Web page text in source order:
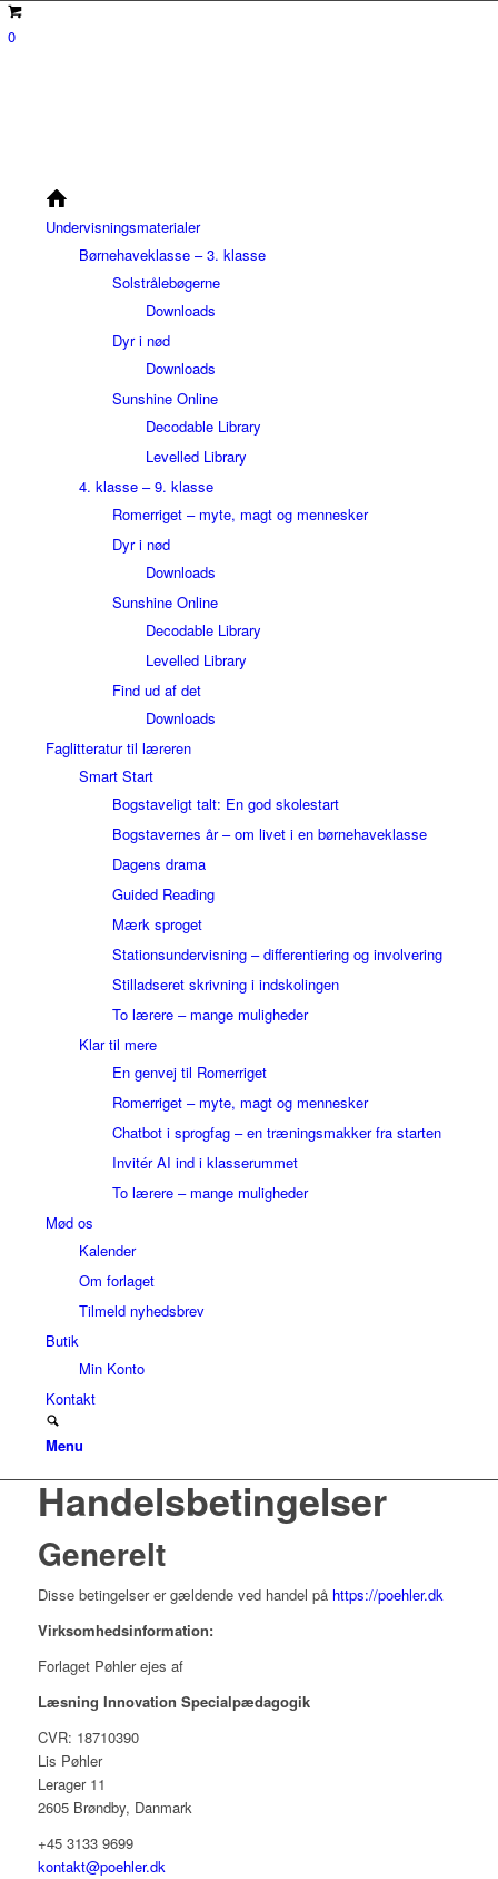
0
Undervisningsmaterialer
Børnehaveklasse – 3. klasse
Solstrålebøgerne
Downloads
Dyr i nød
Downloads
Sunshine Online
Decodable Library
Levelled Library
4. klasse – 9. klasse
Romerriget – myte, magt og mennesker
Dyr i nød
Downloads
Sunshine Online
Decodable Library
Levelled Library
Find ud af det
Downloads
Faglitteratur til læreren
Smart Start
Bogstaveligt talt: En god skolestart
Bogstavernes år – om livet i en børnehaveklasse
Dagens drama
Guided Reading
Mærk sproget
Stationsundervisning – differentiering og involvering
Stilladseret skrivning i indskolingen
To lærere – mange muligheder
Klar til mere
En genvej til Romerriget
Romerriget – myte, magt og mennesker
Chatbot i sprogfag – en træningsmakker fra starten
Invitér AI ind i klasserummet
To lærere – mange muligheder
Mød os
Kalender
Om forlaget
Tilmeld nyhedsbrev
Butik
Min Konto
Kontakt
Menu
Handelsbetingelser
Generelt
Disse betingelser er gældende ved handel på https://poehler.dk
Virksomhedsinformation:
Forlaget Pøhler ejes af
Læsning Innovation Specialpædagogik
CVR: 18710390
Lis Pøhler
Lerager 11
2605 Brøndby, Danmark
+45 3133 9699
kontakt@poehler.dk